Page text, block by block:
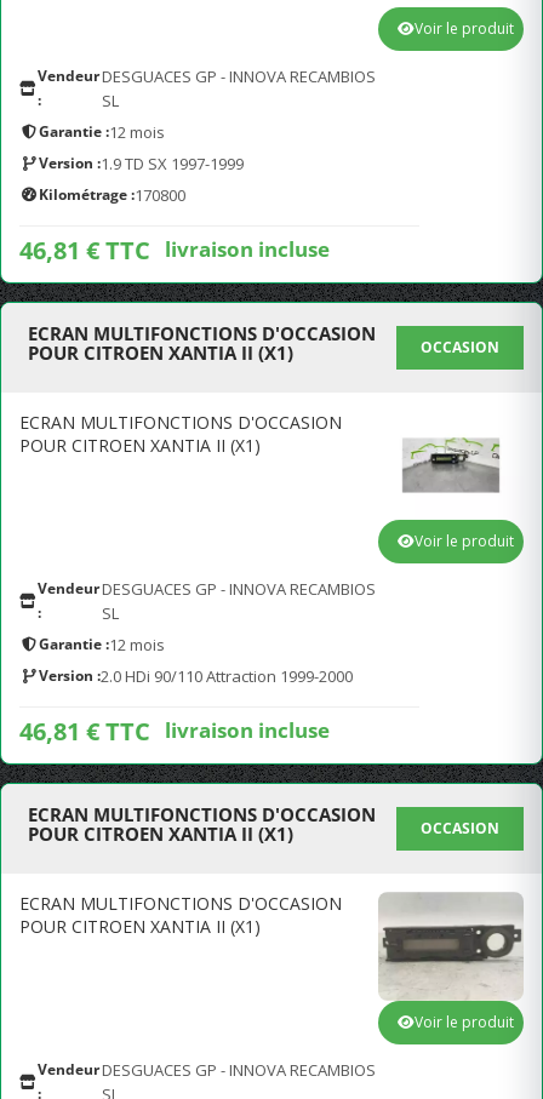
Vendeur
:
DESGUACES GP - INNOVA RECAMBIOS
SL
Garantie :12 mois
Version :1.9 TD SX 1997-1999
Kilométrage :170800
46,81 € TTC livraison incluse
Voir le produit
ECRAN MULTIFONCTIONS D'OCCASION
POUR CITROEN XANTIA II (X1)
OCCASION
ECRAN MULTIFONCTIONS D'OCCASION
POUR CITROEN XANTIA II (X1)
Vendeur
:
DESGUACES GP - INNOVA RECAMBIOS
SL
Garantie :12 mois
Version :2.0 HDi 90/110 Attraction 1999-2000
46,81 € TTC livraison incluse
Voir le produit
ECRAN MULTIFONCTIONS D'OCCASION
POUR CITROEN XANTIA II (X1)
OCCASION
ECRAN MULTIFONCTIONS D'OCCASION
POUR CITROEN XANTIA II (X1)
Vendeur
:
DESGUACES GP - INNOVA RECAMBIOS
SL
Voir le produit